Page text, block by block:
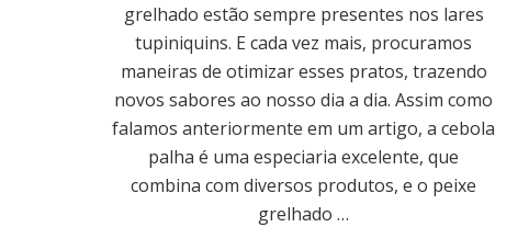
grelhado estão sempre presentes nos lares
tupiniquins. E cada vez mais, procuramos
maneiras de otimizar esses pratos, trazendo
novos sabores ao nosso dia a dia. Assim como
falamos anteriormente em um artigo, a cebola
palha é uma especiaria excelente, que
combina com diversos produtos, e o peixe
grelhado …